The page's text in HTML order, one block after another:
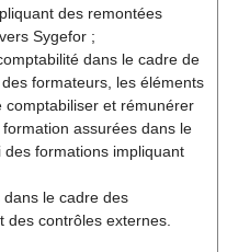
des remontées
Sygefor ;
dans le cadre de
formateurs, les éléments
comptabiliser et rémunérer
assurées dans le
des formations impliquant
dans le cadre des
des contrôles externes.